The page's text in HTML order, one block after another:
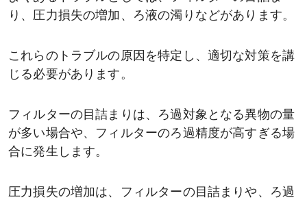
り、圧力損失の増加、ろ液の濁りなどがあります。
これらのトラブルの原因を特定し、適切な対策を講
じる必要があります。
フィルターの目詰まりは、ろ過対象となる異物の量
が多い場合や、フィルターのろ過精度が高すぎる場
合に発生します。
圧力損失の増加は、フィルターの目詰まりや、ろ過